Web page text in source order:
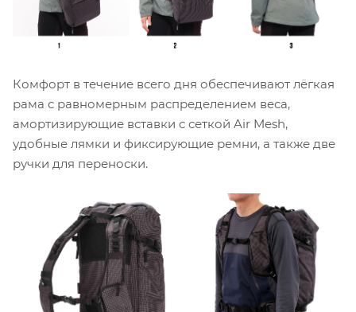
Комфорт в течение всего дня обеспечивают лёгкая
рама с равномерным распределением веса,
амортизирующие вставки с сеткой Air Mesh,
удобные лямки и фиксирующие ремни, а также две
ручки для переноски.